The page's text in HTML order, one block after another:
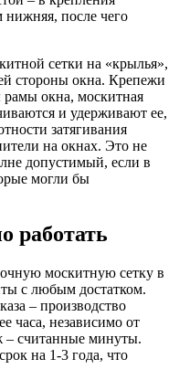
нижняя, после чего
сетки на «крылья»,
стороны окна. Крепежи
окна, москитная
и удерживают ее,
затягивания
на окнах. Это не
допустимый, если в
могли бы
работать
москитную сетку в
с любым достатком.
– производство
часа, независимо от
– считанные минуты.
на 1-3 года, что